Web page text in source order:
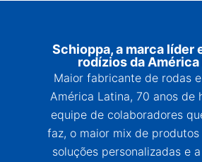
Schioppa, a marca líder
rodízios da América
Maior fabricante de rodas
América Latina, 70 anos de
equipe de colaboradores
faz, o maior mix de
soluções personalizadas e